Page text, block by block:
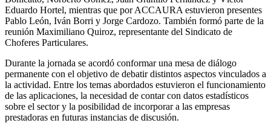
Eduardo Hortel, mientras que por ACCAURA estuvieron presentes
Pablo León, Iván Borri y Jorge Cardozo. También formó parte de la
reunión Maximiliano Quiroz, representante del Sindicato de
Choferes Particulares.
Durante la jornada se acordó conformar una mesa de diálogo
permanente con el objetivo de debatir distintos aspectos vinculados a
la actividad. Entre los temas abordados estuvieron el funcionamiento
de las aplicaciones, la necesidad de contar con datos estadísticos
sobre el sector y la posibilidad de incorporar a las empresas
prestadoras en futuras instancias de discusión.